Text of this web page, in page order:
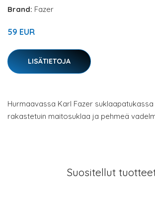
Brand: Fazer
59 EUR
LISÄTIETOJA
Hurmaavassa Karl Fazer
rakastetuin maitosuklaa ja pehmeä
Suositellut